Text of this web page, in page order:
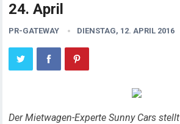
24. April
PR-GATEWAY DIENSTAG, 12. APRIL 2016
Der Mietwagen-Experte Sunny Cars stellt